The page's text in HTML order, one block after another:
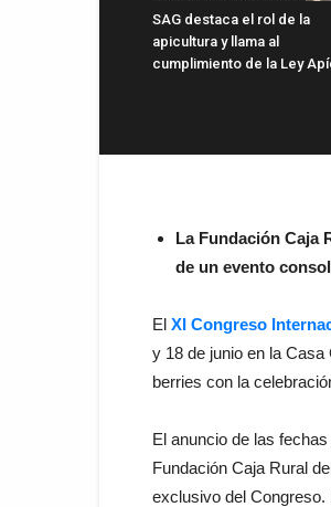
SAG destaca el rol de la
apicultura y llama al
cumplimiento de la Ley
La Fundación Caja
de un evento
El XI Congreso
y 18 de junio en la
berries con la
El anuncio de las
Fundación Caja Rural
exclusivo del Congreso.